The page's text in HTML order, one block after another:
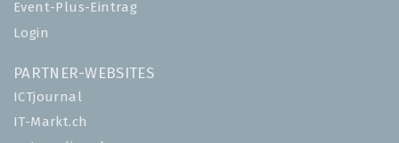
Event-Plus-Eintrag
Login
PARTNER-WEBSITES
ICTjournal
IT-Markt.ch